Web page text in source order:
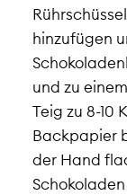
hinzufügen
und zu
Teig zu 8-10
Backpapier
der Hand